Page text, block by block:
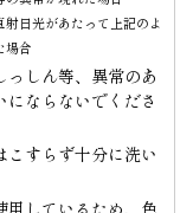
射日光があたって上記のよ
場合
っしん等、異常のあ
にならないでくださ
こすらず十分に洗い
用しているため、色